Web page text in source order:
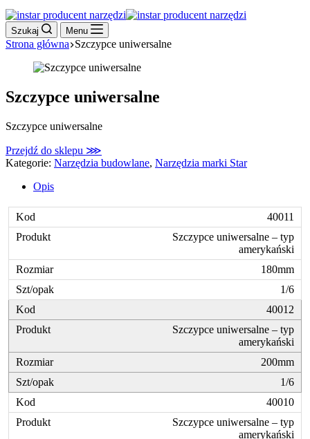
Szukaj Menu
Strona główna Szczypce uniwersalne
Szczypce uniwersalne
Szczypce uniwersalne
Przejdź do sklepu ⋙
Kategorie: Narzędzia budowlane, Narzędzia marki Star
Opis
40011
Szczypce uniwersalne – typ
amerykański
180mm
1/6
40012
Szczypce uniwersalne – typ
amerykański
200mm
1/6
40010
Szczypce uniwersalne – typ
amerykański